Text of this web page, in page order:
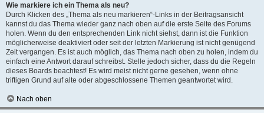
Wie markiere ich ein Thema als neu?
Durch Klicken des „Thema als neu markieren“-Links in der Beitragsansicht
kannst du das Thema wieder ganz nach oben auf die erste Seite des Forums
holen. Wenn du den entsprechenden Link nicht siehst, dann ist die Funktion
möglicherweise deaktiviert oder seit der letzten Markierung ist nicht genügend
Zeit vergangen. Es ist auch möglich, das Thema nach oben zu holen, indem du
einfach eine Antwort darauf schreibst. Stelle jedoch sicher, dass du die Regeln
dieses Boards beachtest! Es wird meist nicht gerne gesehen, wenn ohne
triftigen Grund auf alte oder abgeschlossene Themen geantwortet wird.
Nach oben